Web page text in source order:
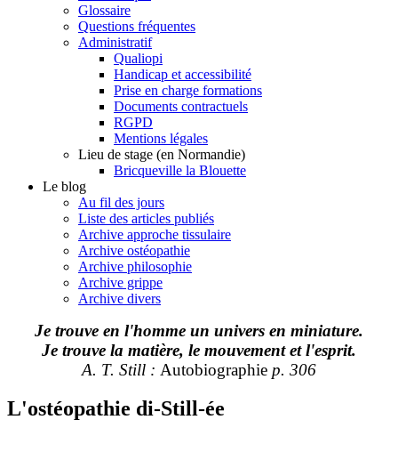
Glossaire
Questions fréquentes
Administratif
Qualiopi
Handicap et accessibilité
Prise en charge formations
Documents contractuels
RGPD
Mentions légales
Lieu de stage (en Normandie)
Bricqueville la Blouette
Le blog
Au fil des jours
Liste des articles publiés
Archive approche tissulaire
Archive ostéopathie
Archive philosophie
Archive grippe
Archive divers
Je trouve en l'homme un univers en miniature.
Je trouve la matière, le mouvement et l'esprit.
A. T. Still : Autobiographie p. 306
L'ostéopathie di-Still-ée